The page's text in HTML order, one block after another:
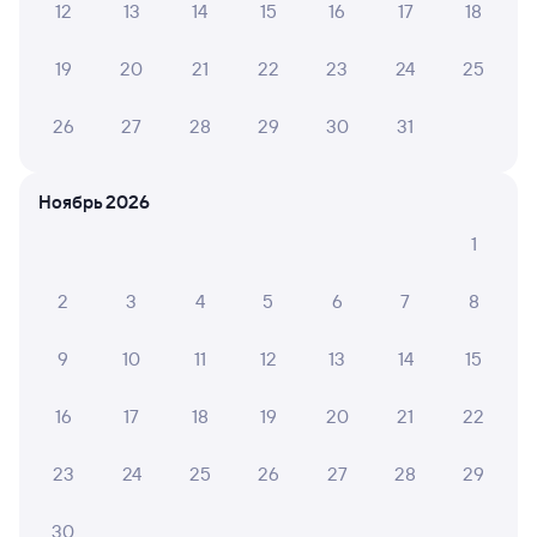
Найдём билет на поезд за вас
Путешественникам нравятся эти варианты
Замковый Парк-
6 ⁠375 ⁠₽
Квартира находится
3 ⁠902 ⁠₽
12 13 14 15 16 17 18
19 20 21 22 23 24 25
26 27 28 29 30 31
Ноябрь 2026
1
2 3 4 5 6 7 8
9 10 11 12 13 14 15
16 17 18 19 20 21 22
23 24 25 26 27 28 29
30